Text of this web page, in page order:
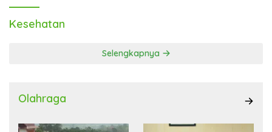
Kesehatan
Selengkapnya
Olahraga